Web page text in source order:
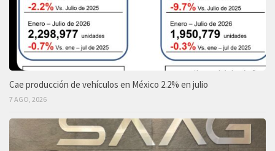
Cae producción de vehículos en México 2.2% en julio
7 AGO, 2026